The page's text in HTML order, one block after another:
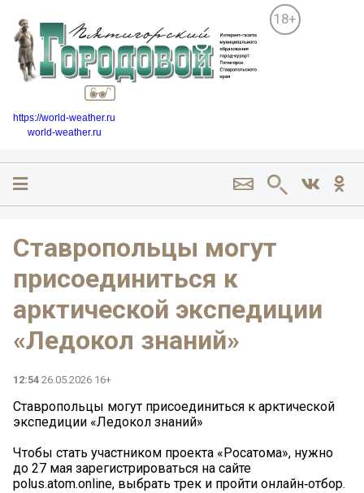
18+
https://world-weather.ru
world-weather.ru
Ставропольцы могут
присоединиться к
арктической экспедиции
«Ледокол знаний»
12:54 26.05.2026 16+
Ставропольцы могут присоединиться к арктической
экспедиции «Ледокол знаний»
Чтобы стать участником проекта «Росатома», нужно
до 27 мая зарегистрироваться на сайте
polus.atom.online, выбрать трек и пройти онлайн‑отбор.